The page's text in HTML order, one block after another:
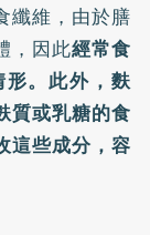
纖維，由於膳
，因此經常食
。此外，麩
質或乳糖的食
這些成分，容